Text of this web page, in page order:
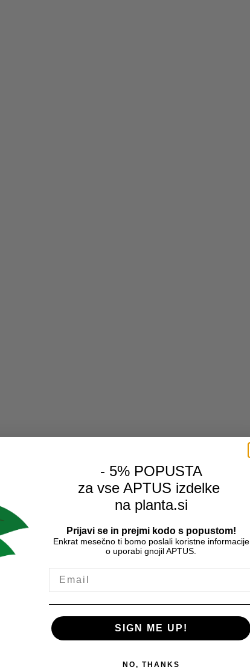
- 5% POPUSTA
za vse APTUS izdelke
na planta.si
Prijavi se in prejmi kodo s popustom!
Enkrat mesečno ti bomo poslali koristne informacije
o uporabi gnojil APTUS.
SIGN ME UP!
NO, THANKS